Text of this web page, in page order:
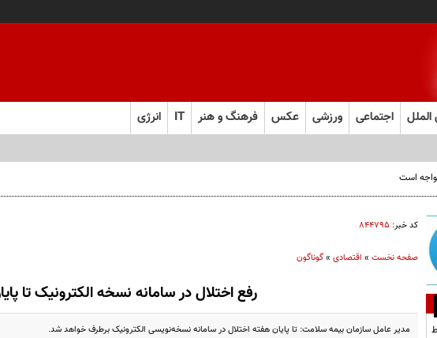
الملل اجتماعی ورزشی عکس فرهنگ و هنر IT انرژی
کد خبر: ۸۴۴۷۹۵
صفحه نخست» اقتصادی»گوناگون
رفع اختلال در سامانه نسخه‌ الکترونیک تا
مدیر عامل سازمان بیمه سلامت: تا پایان هفته اختلال در سامانه نسخه‌نویسی الکترونیک برطرف خواهد شد.